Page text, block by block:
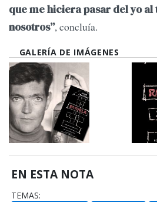
que me hiciera pasar del yo al
nosotros”, concluía.
GALERÍA DE IMÁGENES
EN ESTA NOTA
TEMAS: